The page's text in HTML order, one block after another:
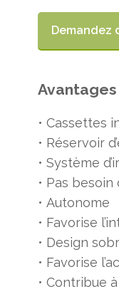
Demandez
• Cassettes
• Réservoir
• Système
• Pas
• Autonome
• Favorise
• Design
• Favorise
• Contribue